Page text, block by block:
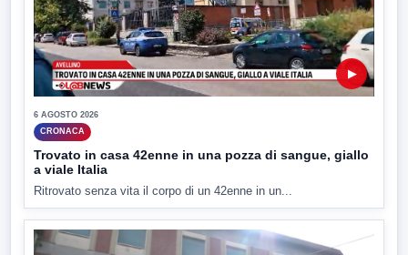
▶
6 AGOSTO 2026
CRONACA
Trovato in casa 42enne in una pozza di sangue, giallo
a viale Italia
Ritrovato senza vita il corpo di un 42enne in un...